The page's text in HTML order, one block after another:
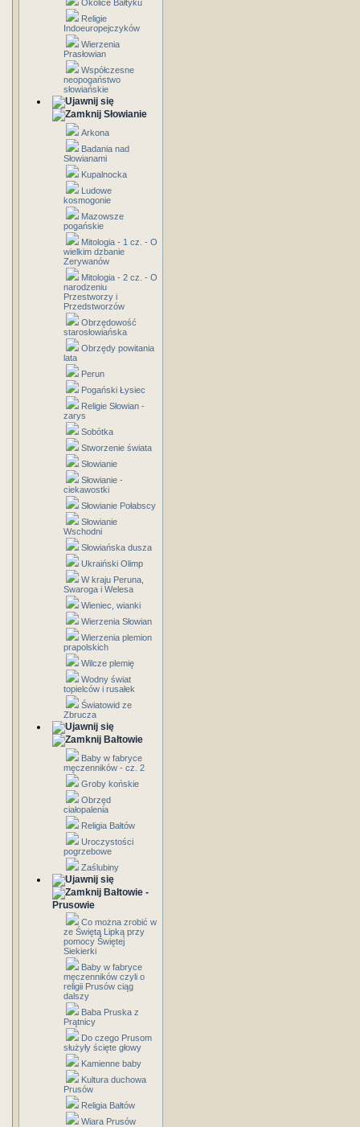
Okolice Bałtyku
Religie
Indoeuropejczyków
Wierzenia
Prasłowian
Współczesne
neopogaństwo
słowiańskie
Słowianie
Arkona
Badania nad
Słowianami
Kupalnocka
Ludowe
kosmogonie
Mazowsze
pogańskie
Mitologia - 1 cz. - O
wielkim dzbanie
Zerywanów
Mitologia - 2 cz. - O
narodzeniu
Przestworzy i
Przedstworzów
Obrzędowość
starosłowiańska
Obrzędy powitania
lata
Perun
Pogański Łysiec
Religie Słowian -
zarys
Sobótka
Stworzenie świata
Słowianie
Słowianie -
ciekawostki
Słowianie Połabscy
Słowianie
Wschodni
Słowiańska dusza
Ukraiński Olimp
W kraju Peruna,
Swaroga i Welesa
Wieniec, wianki
Wierzenia Słowian
Wierzenia plemion
prapolskich
Wilcze plemię
Wodny świat
topielców i rusałek
Światowid ze
Zbrucza
Bałtowie
Baby w fabryce
męczenników - cz. 2
Groby końskie
Obrzęd
ciałopalenia
Religia Bałtów
Uroczystości
pogrzebowe
Zaślubiny
Bałtowie -
Prusowie
Co można zrobić w
ze Świętą Lipką przy
pomocy Świętej
Siekierki
Baby w fabryce
męczenników czyli o
religii Prusów ciąg
dalszy
Baba Pruska z
Prątnicy
Do czego Prusom
służyły ścięte głowy
Kamienne baby
Kultura duchowa
Prusów
Religia Bałtów
Wiara Prusów